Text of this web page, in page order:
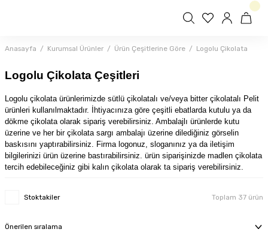
Anasayfa Kurumsal Ürünler Ürün Çeşitlerine Göre Logolu Çikolata
Logolu Çikolata Çeşitleri
Logolu çikolata ürünlerimizde sütlü çikolatalı ve/veya bitter çikolatalı Pelit
ürünleri kullanılmaktadır. İhtiyacınıza göre çeşitli ebatlarda kutulu ya da
dökme çikolata olarak sipariş verebilirsiniz. Ambalajlı ürünlerde kutu
üzerine ve her bir çikolata sargı ambalajı üzerine dilediğiniz görselin
baskısını yaptırabilirsiniz. Firma logonuz, sloganınız ya da iletişim
bilgilerinizi ürün üzerine bastırabilirsiniz. ürün siparişinizde madlen çikolata
tercih edebileceğiniz gibi kalın çikolata olarak ta sipariş verebilirsiniz.
Stoktakiler Toplam 37 ürün